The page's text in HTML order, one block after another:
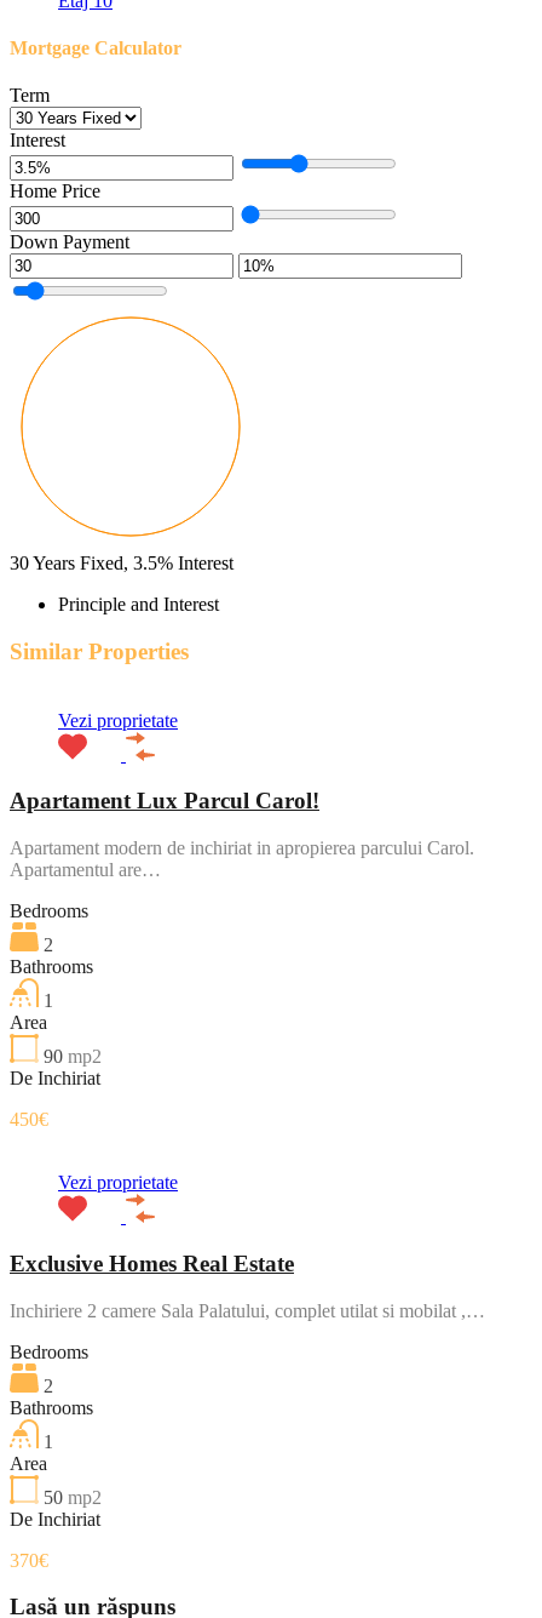
Mortgage Calculator
Term
Interest
Home Price
Down Payment
30Years Fixed, 3.5% Interest
Principle and Interest
Similar Properties
Vezi proprietate
Apartament Lux Parcul Carol!
Apartament modern de inchiriat in apropierea parcului Carol.
Apartamentul are…
Bedrooms
2
Bathrooms
1
Area
90 mp2
De Inchiriat
450€
Vezi proprietate
Exclusive Homes Real Estate
Inchiriere 2 camere Sala Palatului, complet utilat si mobilat ,…
Bedrooms
2
Bathrooms
1
Area
50 mp2
De Inchiriat
370€
Lasă un răspuns